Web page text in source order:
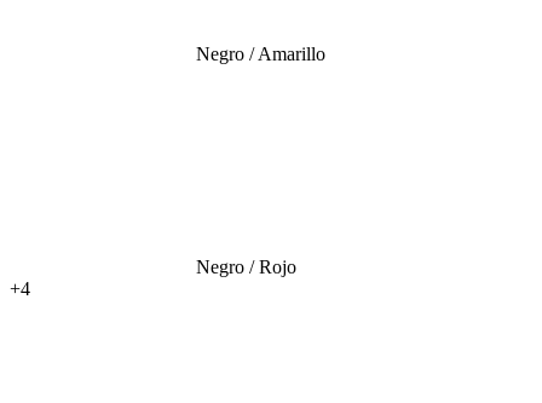
Negro / Amarillo
Negro / Rojo
+4